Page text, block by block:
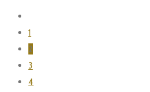
1
2
3
4